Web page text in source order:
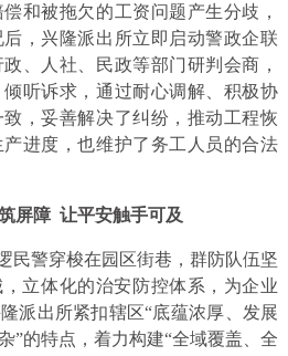
和被拖欠的工资问题产生分歧，
，兴隆派出所立即启动警政企联
、人社、民政等部门研判会商，
听诉求，通过耐心调解、积极协
，妥善解决了纠纷，推动工程恢
进度，也维护了务工人员的合法
屏障 让平安触手可及
民警穿梭在园区街巷，群防队伍坚
立体化的治安防控体系，为企业
派出所紧扣辖区“底蕴浓厚、发展
”的特点，着力构建“全域覆盖、全